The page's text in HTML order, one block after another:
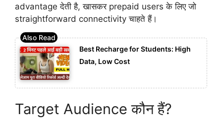
advantage देती है, खासकर prepaid users के लिए जो
straightforward connectivity चाहते हैं।
Best Recharge for Students: High
Data, Low Cost
Target Audience कौन हैं?